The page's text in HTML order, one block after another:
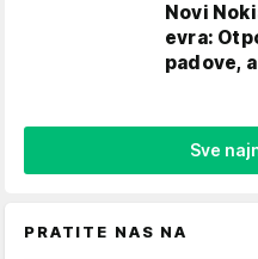
Novi
evra:
padove,
Sve
PRATITE NAS NA